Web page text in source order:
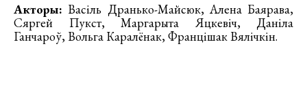
Акторы: Васіль Дранько-Майсюк, Алена Баярава,
Сяргей Пукст, Маргарыта Яцкевіч, Даніла
Ганчароў, Вольга Каралёнак, Францішак Вялічкін.